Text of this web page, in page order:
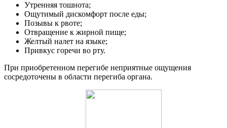
Утренняя тошнота;
Ощутимый дискомфорт после еды;
Позывы к рвоте;
Отвращение к жирной пище;
Желтый налет на языке;
Привкус горечи во рту.
При приобретенном перегибе неприятные ощущения
сосредоточены в области перегиба органа.